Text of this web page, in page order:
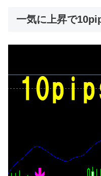
一気に上昇で